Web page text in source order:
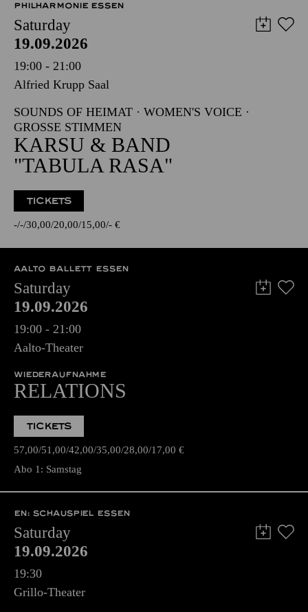
PHILHARMONIE ESSEN
Saturday
19.09.2026
19:00 - 21:00
Alfried Krupp Saal
SOUNDS OF HEIMAT · WOMEN'S VOICE ·
GROSSE STIMMEN
KARSU & BAND
"TABULA RASA"
TICKETS
- - 30,00 20,00 15,00 - €
AALTO BALLETT ESSEN
Saturday
19.09.2026
19:00 - 21:00
Aalto-Theater
WIEDERAUFNAHME
RELATIONS
TICKETS
57,00 51,00 42,00 35,00 28,00 17,00 €
Abo 1: Samstag
EN: SCHAUSPIEL ESSEN
Saturday
19.09.2026
19:30
Grillo-Theater